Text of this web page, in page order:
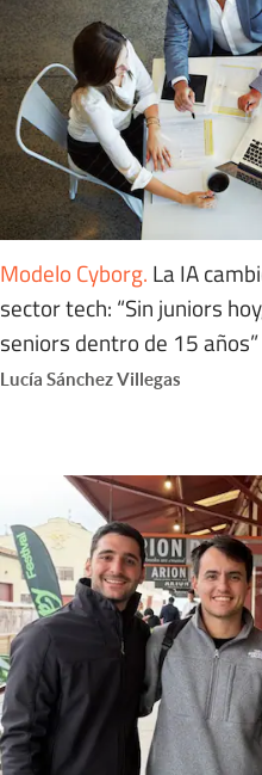
Modelo Cyborg. La IA
sector tech: “Sin juniors
seniors dentro de 15 años”
Lucía Sánchez Villegas